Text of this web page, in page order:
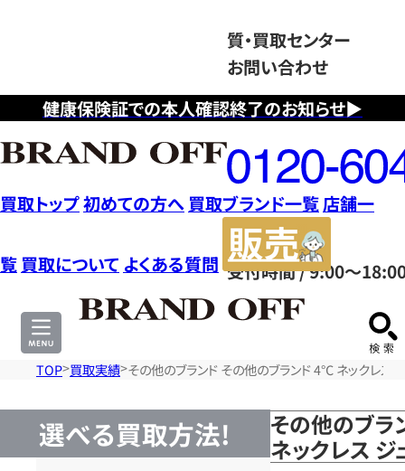
健康保険証での本人確認終了のお知らせ▶
質・買取センター
お問い合わせ
フ
リ
ー
ダ
イ
ヤ
ル
0120604117
受付時間 / 9:00～
買取トップ初めての方へ 買取ブランド一覧店舗一
覧 買取について よくある質問
サ
TOP 買取実績 その他のブランド その他のブランド 4℃ ネックレス
選べる買取方法!
その他のブラ
ネックレス